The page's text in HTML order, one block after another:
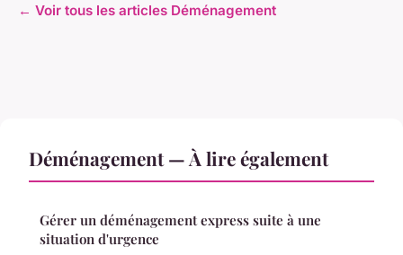
← Voir tous les articles Déménagement
Déménagement — À lire également
Gérer un déménagement express suite à une
situation d'urgence